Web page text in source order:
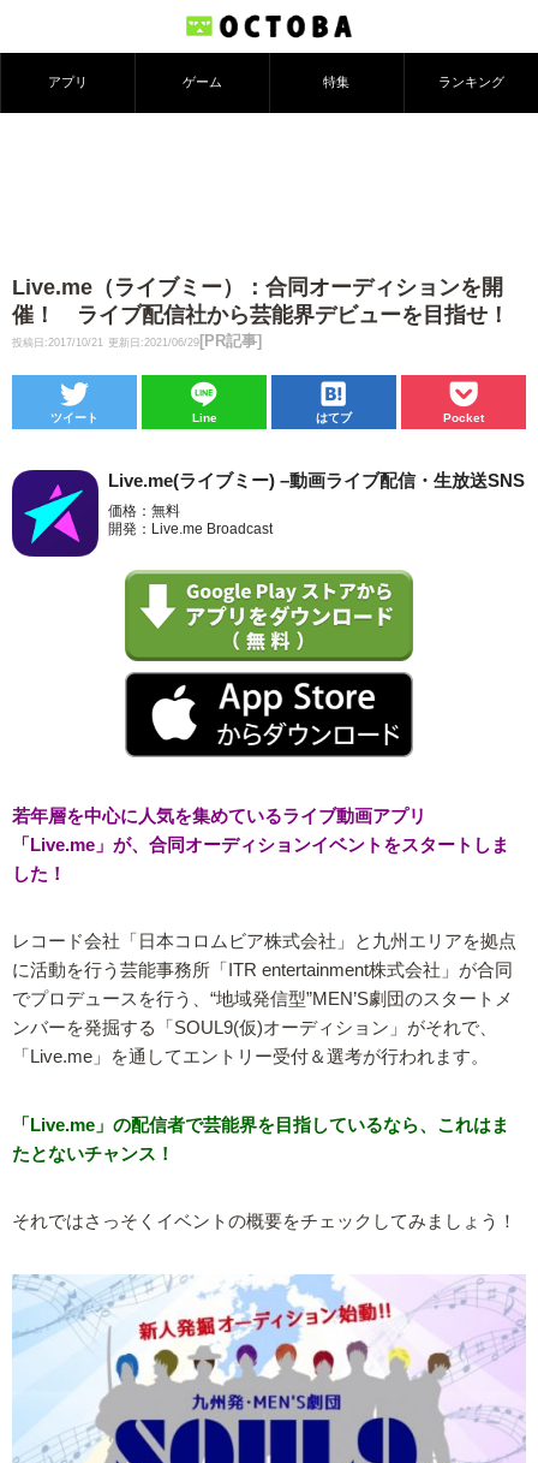
アプリ ゲーム 特集 ランキング
Live.me（ライブミー）：合同オーディションを開
催！ ライブ配信社から芸能界デビューを目指せ！
投稿日:2017/10/21 更新日:2021/06/29 [PR記事]
ツイート Line はてブ Pocket
Live.me(ライブミー) –動画ライブ配信・生放送SNS
価格：無料
開発：Live.me Broadcast
若年層を中心に人気を集めているライブ動画アプリ
「Live.me」が、合同オーディションイベントをスタートしま
した！
レコード会社「日本コロムビア株式会社」と九州エリアを拠点
に活動を行う芸能事務所「ITR entertainment株式会社」が合同
でプロデュースを行う、“地域発信型”MEN’S劇団のスタートメ
ンバーを発掘する「SOUL9(仮)オーディション」がそれで、
「Live.me」を通してエントリー受付＆選考が行われます。
「Live.me」の配信者で芸能界を目指しているなら、これはま
たとないチャンス！
それではさっそくイベントの概要をチェックしてみましょう！